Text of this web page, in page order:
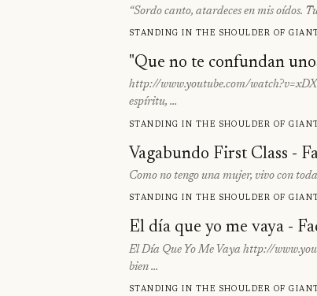
“Sordo canto, atardeces en mis oídos.
Standing in the shoulder of
"Que no te confundan
http://www.youtube.com/
espíritu, …
Standing in the shoulder of
Vagabundo First Class -
Como no tengo una mujer, vivo con
Standing in the shoulder of
El día que yo me vaya -
El Día Que Yo Me Vaya http://
bien …
Standing in the shoulder of